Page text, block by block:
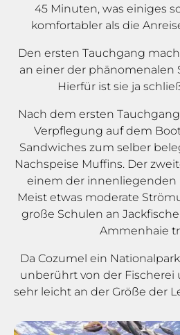
45 Minuten, was einiges
komfortabler als die
Den ersten Tauchgang
an einer der phänomenalen
Hierfür ist sie ja
Nach dem ersten
Verpflegung auf dem
Sandwiches zum selber
Nachspeise Muffins. Der
einem der innenliegenden
Meist etwas moderate
große Schulen an
Ammenhaie
Da Cozumel ein
unberührt von der Fischerei
sehr leicht an der Größe der